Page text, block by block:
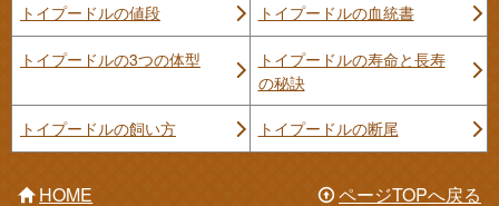
トイプードルの値段 トイプードルの血統書
トイプードルの3つの体型
トイプードルの寿命と長寿
の秘訣
トイプードルの飼い方 トイプードルの断尾
HOME ページTOPへ戻る